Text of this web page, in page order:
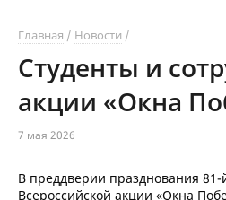
Главная Новости
Студенты и
акции «Окна
7 мая 2026
В преддверии празднования
Всероссийской акции «Окна